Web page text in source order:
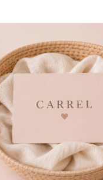
που
ακοή του
πρώτους